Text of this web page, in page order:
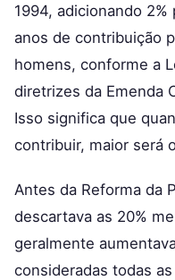
1994, adicionando
anos de contribuição
homens, conforme a
diretrizes da Emenda
Isso significa que
contribuir, maior será
Antes da Reforma da
descartava as 20%
geralmente
consideradas todas